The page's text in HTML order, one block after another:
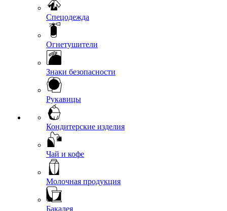
Спецодежда
Огнетушители
Знаки безопасности
Рукавицы
Кондитерские изделия
Чай и кофе
Молочная продукция
Бакалея